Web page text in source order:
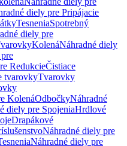
diely pre Pripájacie
TesneniaSpotrebný
diely pre
KolenáNáhradné diely
RedukcieČistiace
tvarovkyTvarovky
KolenáOdbočkyNáhradné
diely pre SpojeniaHrdlové
Drapákové
Náhradné diely pre
Náhradné diely pre